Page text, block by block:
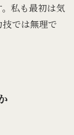
。私も最初は気
では無理で